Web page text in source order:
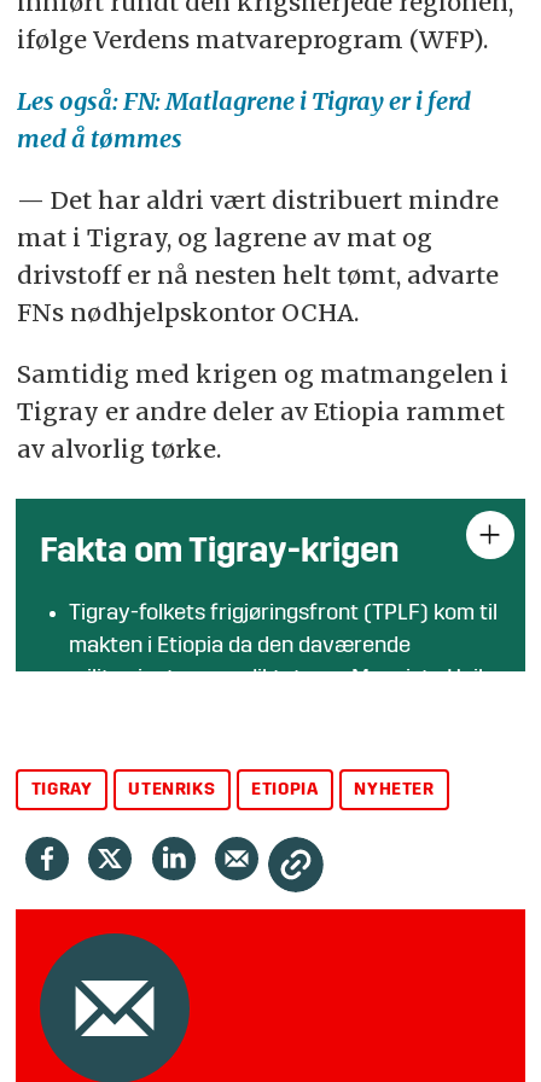
ifølge Verdens matvareprogram (WFP).
Les også: FN: Matlagrene i Tigray er i ferd
med å tømmes
— Det har aldri vært distribuert mindre
mat i Tigray, og lagrene av mat og
drivstoff er nå nesten helt tømt, advarte
FNs nødhjelpskontor OCHA.
Samtidig med krigen og matmangelen i
Tigray er andre deler av Etiopia rammet
av alvorlig tørke.
Fakta om Tigray-krigen
Tigray-folkets frigjøringsfront (TPLF) kom til
makten i Etiopia da den daværende
av Etiopias befolkning, tok full kontroll over
etterretningsvesen, noe de hadde helt fram
til Abiy Ahmed ble statsminister i 2018.
Året etter fikk Abiy Nobels fredspris for sin
innsats for å løse en mangeårig konflikt med
nabolandet Eritrea.
Abiy, som tilhører oromofolket, den største
folkegruppen i Etiopia, anklaget TPLF for
TIGRAY UTENRIKS ETIOPIA NYHETER